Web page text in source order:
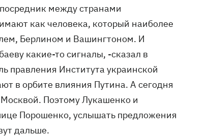
между странами
как человека, который наиболее
Берлином и Вашингтоном. И
какие-то сигналы, -сказал в
правления Института украинской
в орбите влияния Путина. А сегодня
Поэтому Лукашенко и
Порошенко, услышать предложения
дальше.